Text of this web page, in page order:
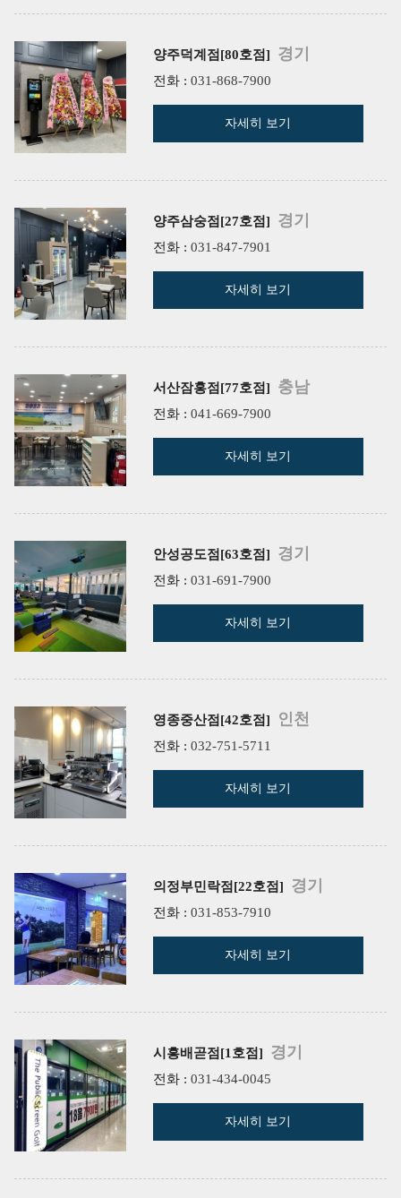
양주덕계점[80호점] 경기
전화 : 031-868-7900
자세히 보기
양주삼숭점[27호점] 경기
전화 : 031-847-7901
자세히 보기
서산잠홍점[77호점] 충남
전화 : 041-669-7900
자세히 보기
안성공도점[63호점] 경기
전화 : 031-691-7900
자세히 보기
영종중산점[42호점] 인천
전화 : 032-751-5711
자세히 보기
의정부민락점[22호점] 경기
전화 : 031-853-7910
자세히 보기
시흥배곧점[1호점] 경기
전화 : 031-434-0045
자세히 보기